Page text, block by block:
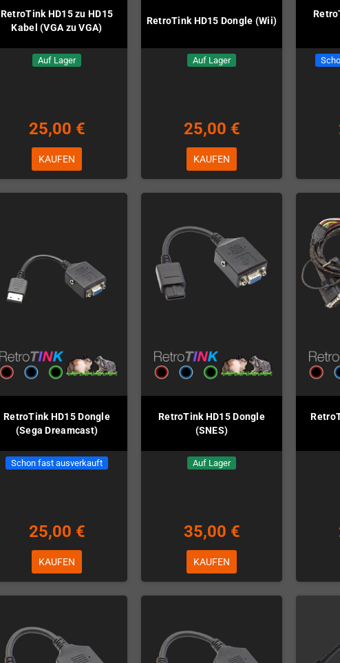
RetroTink HD15 zu HD15
Kabel (VGA zu VGA)
Auf Lager
25,00 €
KAUFEN
RetroTink HD15 Dongle (Wii)
Auf Lager
25,00 €
KAUFEN
RetroTink HD15 Dongle
(Sega Dreamcast)
Schon fast ausverkauft
25,00 €
KAUFEN
RetroTink HD15 Dongle
(SNES)
Auf Lager
35,00 €
KAUFEN